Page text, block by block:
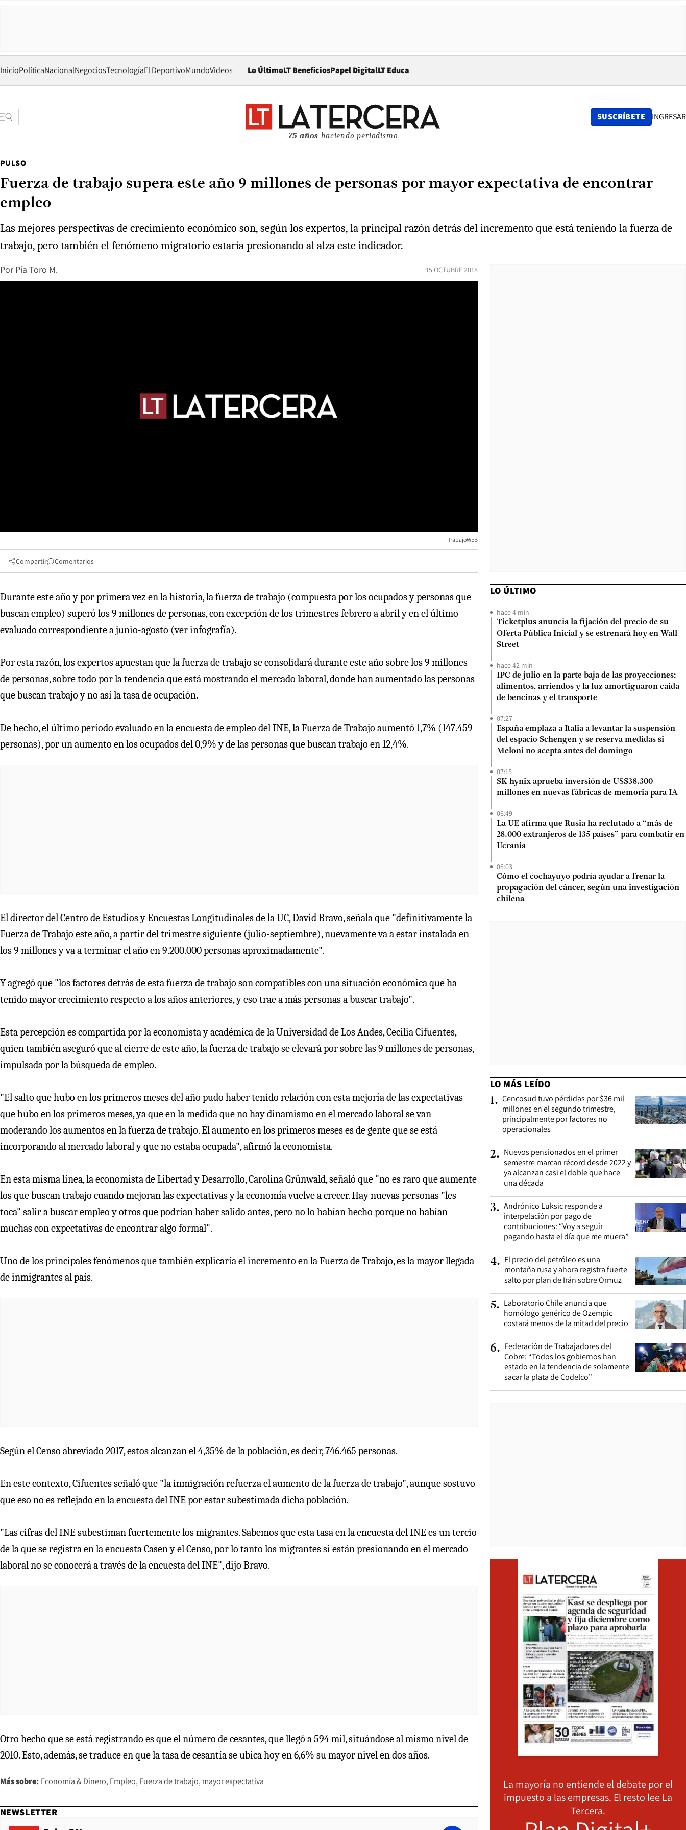
InicioPolíticaNacionalNegociosTecnologíaEl DeportivoMundoVideos Lo ÚltimoLT BeneficiosPapel DigitalOpens in new window
LT Educa
75 años haciendo periodismo
SUSCRÍBETE INGRESAR
PULSO
Fuerza de trabajo supera este año 9 millones de personas por mayor expectativa de encontrar
empleo
Las mejores perspectivas de crecimiento económico son, según los expertos, la principal razón detrás del incremento que está teniendo la fuerza de
trabajo, pero también el fenómeno migratorio estaría presionando al alza este indicador.
Por Pía Toro M. 15 OCTUBRE 2018
TrabajoWEB
Compartir Comentarios
Durante este año y por primera vez en la historia, la fuerza de trabajo (compuesta por los ocupados y personas que
buscan empleo) superó los 9 millones de personas, con excepción de los trimestres febrero a abril y en el último
evaluado correspondiente a junio-agosto (ver infografía).
Por esta razón, los expertos apuestan que la fuerza de trabajo se consolidará durante este año sobre los 9 millones
de personas, sobre todo por la tendencia que está mostrando el mercado laboral, donde han aumentado las personas
que buscan trabajo y no así la tasa de ocupación.
De hecho, el último período evaluado en la encuesta de empleo del INE, la Fuerza de Trabajo aumentó 1,7% (147.459
personas), por un aumento en los ocupados del 0,9% y de las personas que buscan trabajo en 12,4%.
El director del Centro de Estudios y Encuestas Longitudinales de la UC, David Bravo, señala que "definitivamente la
Fuerza de Trabajo este año, a partir del trimestre siguiente (julio-septiembre), nuevamente va a estar instalada en
los 9 millones y va a terminar el año en 9.200.000 personas aproximadamente".
Y agregó que "los factores detrás de esta fuerza de trabajo son compatibles con una situación económica que ha
tenido mayor crecimiento respecto a los años anteriores, y eso trae a más personas a buscar trabajo".
Esta percepción es compartida por la economista y académica de la Universidad de Los Andes, Cecilia Cifuentes,
quien también aseguró que al cierre de este año, la fuerza de trabajo se elevará por sobre las 9 millones de personas,
impulsada por la búsqueda de empleo.
"El salto que hubo en los primeros meses del año pudo haber tenido relación con esta mejoría de las expectativas
que hubo en los primeros meses, ya que en la medida que no hay dinamismo en el mercado laboral se van
moderando los aumentos en la fuerza de trabajo. El aumento en los primeros meses es de gente que se está
incorporando al mercado laboral y que no estaba ocupada", afirmó la economista.
En esta misma línea, la economista de Libertad y Desarrollo, Carolina Grünwald, señaló que "no es raro que aumente
los que buscan trabajo cuando mejoran las expectativas y la economía vuelve a crecer. Hay nuevas personas "les
toca" salir a buscar empleo y otros que podrían haber salido antes, pero no lo habían hecho porque no habían
muchas con expectativas de encontrar algo formal".
Uno de los principales fenómenos que también explicaría el incremento en la Fuerza de Trabajo, es la mayor llegada
de inmigrantes al país.
Según el Censo abreviado 2017, estos alcanzan el 4,35% de la población, es decir, 746.465 personas.
En este contexto, Cifuentes señaló que "la inmigración refuerza el aumento de la fuerza de trabajo", aunque sostuvo
que eso no es reflejado en la encuesta del INE por estar subestimada dicha población.
"Las cifras del INE subestiman fuertemente los migrantes. Sabemos que esta tasa en la encuesta del INE es un tercio
de la que se registra en la encuesta Casen y el Censo, por lo tanto los migrantes si están presionando en el mercado
laboral no se conocerá a través de la encuesta del INE", dijo Bravo.
Otro hecho que se está registrando es que el número de cesantes, que llegó a 594 mil, situándose al mismo nivel de
2010. Esto, además, se traduce en que la tasa de cesantía se ubica hoy en 6,6% su mayor nivel en dos años.
Más sobre: Economía & Dinero Empleo Fuerza de trabajo mayor expectativa
NEWSLETTER
LO ÚLTIMO
hace 4 min
Ticketplus anuncia la fijación del precio de su
Oferta Pública Inicial y se estrenará hoy en Wall
Street
hace 42 min
IPC de julio en la parte baja de las proyecciones:
alimentos, arriendos y la luz amortiguaron caída
de bencinas y el transporte
07:27
España emplaza a Italia a levantar la suspensión
del espacio Schengen y se reserva medidas si
Meloni no acepta antes del domingo
07:15
SK hynix aprueba inversión de US$38.300
millones en nuevas fábricas de memoria para IA
06:49
La UE afirma que Rusia ha reclutado a “más de
28.000 extranjeros de 135 países” para combatir en
Ucrania
06:03
Cómo el cochayuyo podría ayudar a frenar la
propagación del cáncer, según una investigación
chilena
LO MÁS LEÍDO
1. Cencosud tuvo pérdidas por $36 mil
millones en el segundo trimestre,
principalmente por factores no
operacionales
2. Nuevos pensionados en el primer
semestre marcan récord desde 2022 y
ya alcanzan casi el doble que hace
una década
3. Andrónico Luksic responde a
interpelación por pago de
contribuciones: “Voy a seguir
pagando hasta el día que me muera”
4. El precio del petróleo es una
montaña rusa y ahora registra fuerte
salto por plan de Irán sobre Ormuz
5. Laboratorio Chile anuncia que
homólogo genérico de Ozempic
costará menos de la mitad del precio
6. Federación de Trabajadores del
Cobre: “Todos los gobiernos han
estado en la tendencia de solamente
sacar la plata de Codelco”
La mayoría no entiende el debate por el
impuesto a las empresas. El resto lee La
Tercera.